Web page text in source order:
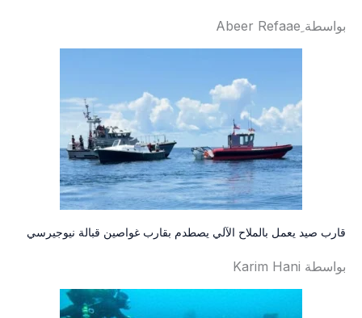
بواسطة ِAbeer Refaae
قارب صيد يعمل بالملاح الآلي يصطدم بقارب غواصين قبالة نيوجيرسي
بواسطة Karim Hani